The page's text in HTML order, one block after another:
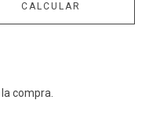
CALCULAR
compra.